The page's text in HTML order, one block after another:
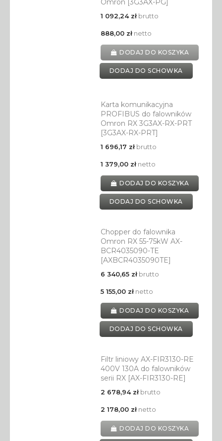
Omron [3G3AX-PG]
1 092,24 złbrutto
888,00 złnetto
DODAJ DO KOSZYKA
DODAJ DO SCHOWKA
Karta komunikacyjna
PROFIBUS do falowników
Omron RX 3G3AX-RX-PRT
[3G3AX-RX-PRT]
1 696,17 złbrutto
1 379,00 złnetto
DODAJ DO KOSZYKA
DODAJ DO SCHOWKA
Chopper do falownika
Omron RX 55-75kW AX-
BCR4035090-TE
[AXBCR4035090TE]
6 340,65 złbrutto
5 155,00 złnetto
DODAJ DO KOSZYKA
DODAJ DO SCHOWKA
Filtr liniowy AX-FIR3130-RE
400V 130A do falowników
serii RX [AX-FIR3130-RE]
2 678,94 złbrutto
2 178,00 złnetto
DODAJ DO KOSZYKA